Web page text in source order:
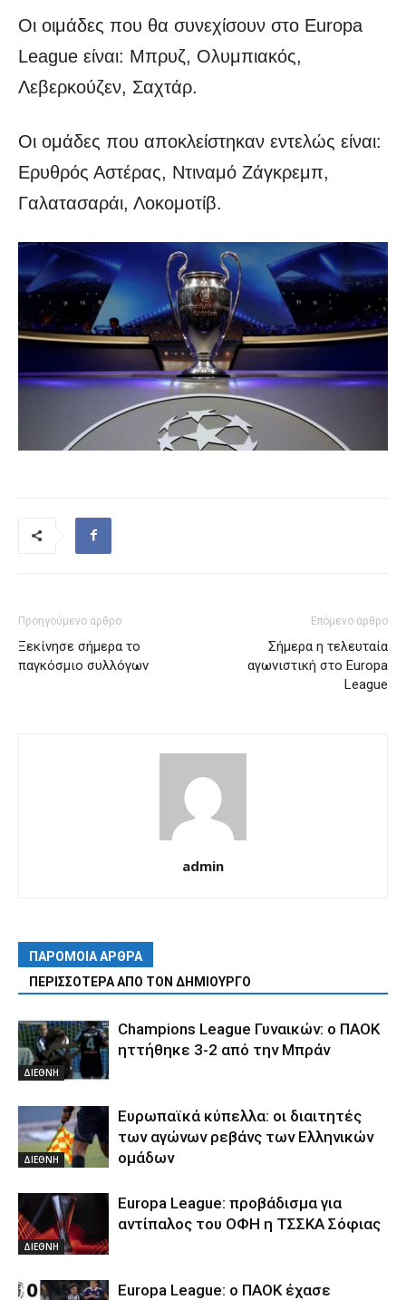
Οι οιμάδες που θα συνεχίσουν στο Europa
League είναι: Μπρυζ, Ολυμπιακός,
Λεβερκούζεν, Σαχτάρ.
Οι ομάδες που αποκλείστηκαν εντελώς είναι:
Ερυθρός Αστέρας, Ντιναμό Ζάγκρεμπ,
Γαλατασαράι, Λοκομοτίβ.
Προηγούμενο άρθρο
Ξεκίνησε σήμερα το
παγκόσμιο συλλόγων
Επόμενο άρθρο
Σήμερα η τελευταία
αγωνιστική στο Europa
League
admin
ΠΑΡΟΜΟΙΑ ΑΡΘΡΑ
ΠΕΡΙΣΣΟΤΕΡΑ ΑΠΟ ΤΟΝ ΔΗΜΙΟΥΡΓΟ
ΔΙΕΘΝΗ
Champions League Γυναικών: ο ΠΑΟΚ
ηττήθηκε 3-2 από την Μπράν
ΔΙΕΘΝΗ
Ευρωπαϊκά κύπελλα: οι διαιτητές
των αγώνων ρεβάνς των Ελληνικών
ομάδων
ΔΙΕΘΝΗ
Europa League: προβάδισμα για
αντίπαλος του ΟΦΗ η ΤΣΣΚΑ Σόφιας
Europa League: ο ΠΑΟΚ έχασε